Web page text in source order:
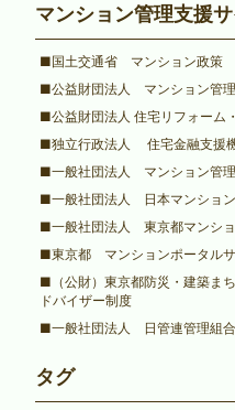
マンション管理支援サ
■国土交通省 マンション政策
■公益財団法人 マンション管
■公益財団法人 住宅リフォーム
■独立行政法人 住宅金融支援
■一般社団法人 マンション管
■一般社団法人 日本マンショ
■一般社団法人 東京都マンシ
■東京都 マンションポータルサ
■（公財）東京都防災・建築ま
ドバイザー制度
■一般社団法人 日管連管理組合
タグ